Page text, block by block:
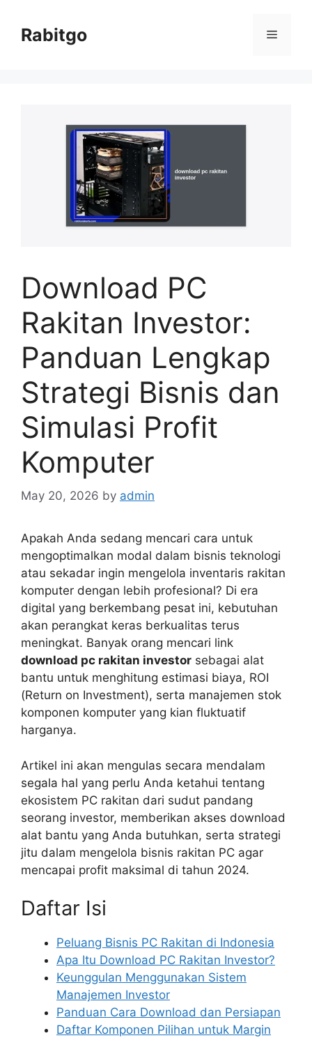
contentRabitgo Menu
Download PC
Rakitan Investor:
Panduan Lengkap
Strategi Bisnis dan
Simulasi Profit
Komputer
May 20, 2026 by admin
Apakah Anda sedang mencari cara untuk
mengoptimalkan modal dalam bisnis teknologi
atau sekadar ingin mengelola inventaris rakitan
komputer dengan lebih profesional? Di era
digital yang berkembang pesat ini, kebutuhan
akan perangkat keras berkualitas terus
meningkat. Banyak orang mencari link
download pc rakitan investor sebagai alat
bantu untuk menghitung estimasi biaya, ROI
(Return on Investment), serta manajemen stok
komponen komputer yang kian fluktuatif
harganya.
Artikel ini akan mengulas secara mendalam
segala hal yang perlu Anda ketahui tentang
ekosistem PC rakitan dari sudut pandang
seorang investor, memberikan akses download
alat bantu yang Anda butuhkan, serta strategi
jitu dalam mengelola bisnis rakitan PC agar
mencapai profit maksimal di tahun 2024.
Daftar Isi
Peluang Bisnis PC Rakitan di Indonesia
Apa Itu Download PC Rakitan Investor?
Keunggulan Menggunakan Sistem
Manajemen Investor
Panduan Cara Download dan Persiapan
Daftar Komponen Pilihan untuk Margin